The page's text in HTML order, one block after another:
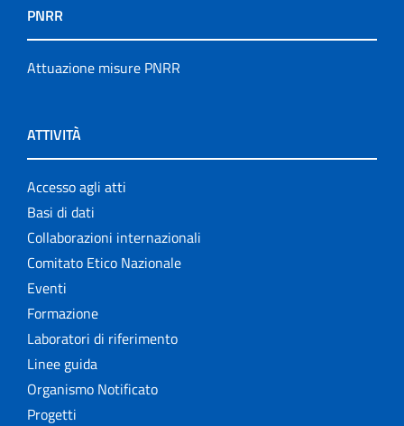
PNRR
Attuazione misure PNRR
ATTIVITÀ
Accesso agli atti
Basi di dati
Collaborazioni internazionali
Comitato Etico Nazionale
Eventi
Formazione
Laboratori di riferimento
Linee guida
Organismo Notificato
Progetti